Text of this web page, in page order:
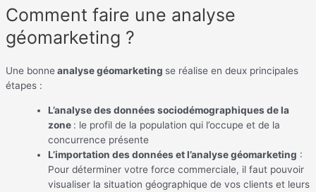
Comment faire une analyse
géomarketing ?
Une bonneanalyse géomarketing se réalise en deux principales
étapes :
L’analyse des données sociodémographiques de la
zone : le profil de la population qui l’occupe et de la
concurrence présente
L’importation des données et l’analyse géomarketing :
Pour déterminer votre force commerciale, il faut pouvoir
visualiser la situation géographique de vos clients et leurs